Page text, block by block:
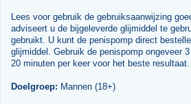
Lees voor gebruik de gebruiksaanwijzing
adviseert u de bijgeleverde glijmiddel te
gebruikt. U kunt de penispomp direct
glijmiddel. Gebruik de penispomp ongeveer
20 minuten per keer voor het beste resultaat.
Doelgroep: Mannen (18+)